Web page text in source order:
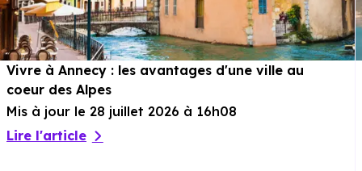
Vivre à Annecy : les avantages d'une ville au
coeur des Alpes
Mis à jour le 28 juillet 2026 à 16h08
Lire l'article